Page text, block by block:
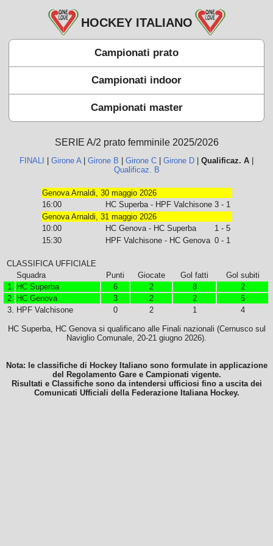
HOCKEY ITALIANO
Campionati prato
Campionati indoor
Campionati master
SERIE A/2 prato femminile 2025/2026
FINALI Girone A| Girone B Girone C Girone D Qualificaz. A
Qualificaz. B
Genova Arnaldi, 30 maggio 2026
16:00
HC Superba - HPF Valchisone 3 - 1
Genova Arnaldi, 31 maggio 2026
10:00
HC Genova - HC Superba
1 - 5
15:30
HPF Valchisone - HC Genova 0 - 1
CLASSIFICA UFFICIALE
Squadra
Punti Giocate Gol fatti
Gol subiti
1.
HC Superba 6 2 8
2
2. HC Genova 3 2 2
5
3. HPF Valchisone 0 2 1 4
HC Superba, HC Genova si qualificano alle Finali nazionali (Cernusco sul
Naviglio Comunale, 20-21 giugno 2026).
Nota: le classifiche di Hockey Italiano sono formulate in applicazione
del Regolamento Gare e Campionati vigente.
Risultati e Classifiche sono da intendersi ufficiosi fino a uscita dei
Comunicati Ufficiali della Federazione Italiana Hockey.